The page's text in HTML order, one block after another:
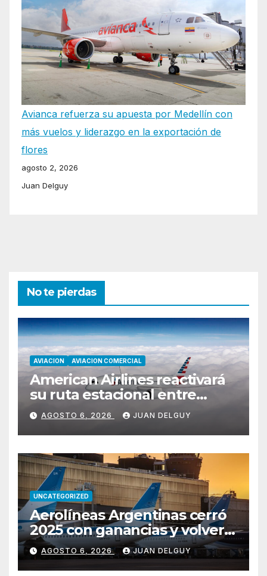
Avianca refuerza su apuesta por Medellín con
más vuelos y liderazgo en la exportación de
flores
agosto 2, 2026
Juan Delguy
No te pierdas
AVIACION AVIACION COMERCIAL
American Airlines reactivará
su ruta estacional entre
Miami y Montevideo con
vuelos diarios
AGOSTO 6, 2026 JUAN DELGUY
UNCATEGORIZED
Aerolíneas Argentinas cerró
2025 con ganancias y volverá
a pagar impuesto a las
ganancias
AGOSTO 6, 2026 JUAN DELGUY